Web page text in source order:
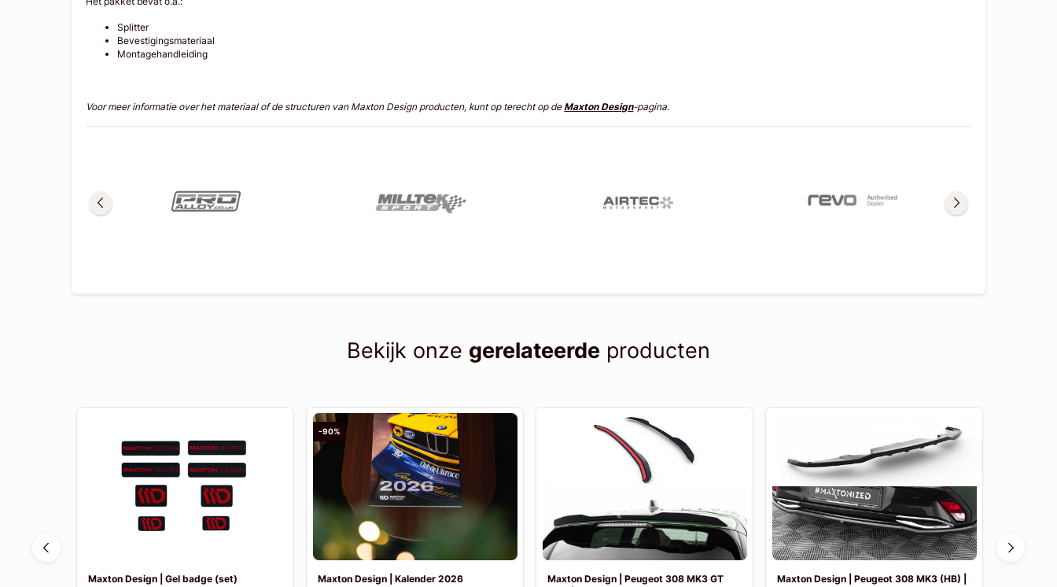
Splitter
Bevestigingsmateriaal
Montagehandleiding
Voor meer informatie over het materiaal of de structuren van Maxton Design producten, kunt op terecht op deMaxton Design-pagina.
Bekijk onze gerelateerde producten
Maxton Design | Gel badge (set)
-90%
Maxton Design | Kalender 2026
Maxton Design | Peugeot 308 MK3 GT
Maxton Design | Peugeot 308 MK3 (HB) |